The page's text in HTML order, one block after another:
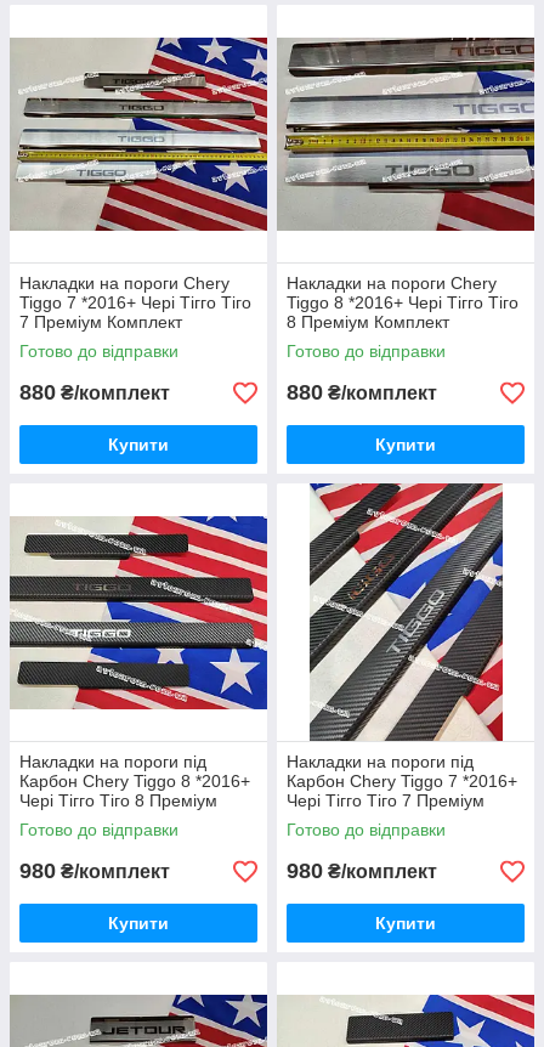
Накладки на пороги Chery
Tiggo 7 *2016+ Чері Тігго Тіго
7 Преміум Комплект
Нержавійка з логотипом 4
одиниці
Готово до відправки
880 ₴/комплект
Купити
Накладки на пороги Chery
Tiggo 8 *2016+ Чері Тігго Тіго
8 Преміум Комплект
Нержавійка з логотипом 4
одиниці
Готово до відправки
880 ₴/комплект
Купити
Накладки на пороги під
Карбон Chery Tiggo 8 *2016+
Чері Тігго Тіго 8 Преміум
Комплект з логотипом 4
одиниці Україна
Готово до відправки
980 ₴/комплект
Купити
Накладки на пороги під
Карбон Chery Tiggo 7 *2016+
Чері Тігго Тіго 7 Преміум
Комплект Нерж з логотипом 4
одиниці Україна
Готово до відправки
980 ₴/комплект
Купити